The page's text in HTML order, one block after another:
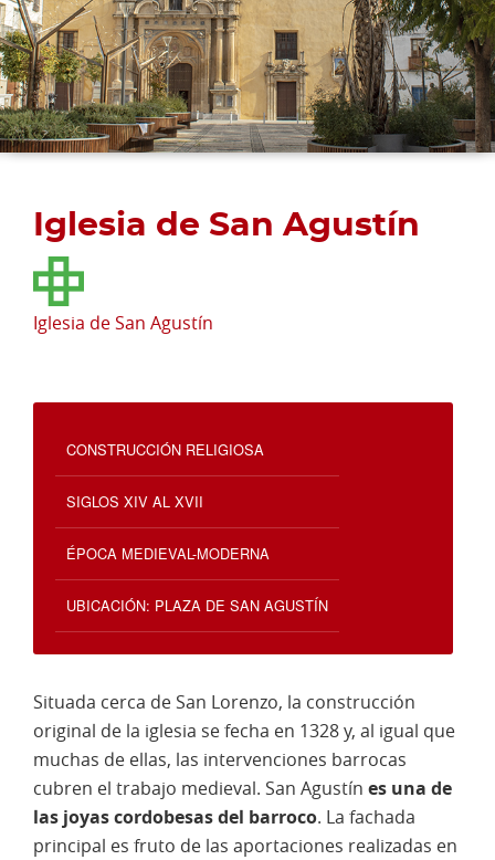
Iglesia de San Agustín
Iglesia de San Agustín
CONSTRUCCIÓN RELIGIOSA
SIGLOS XIV AL XVII
ÉPOCA MEDIEVAL-MODERNA
UBICACIÓN: PLAZA DE SAN AGUSTÍN
Situada cerca de San Lorenzo, la construcción
original de la iglesia se fecha en 1328 y, al igual que
muchas de ellas, las intervenciones barrocas
cubren el trabajo medieval. San Agustín es una de
las joyas cordobesas del barroco. La fachada
principal es fruto de las aportaciones realizadas en